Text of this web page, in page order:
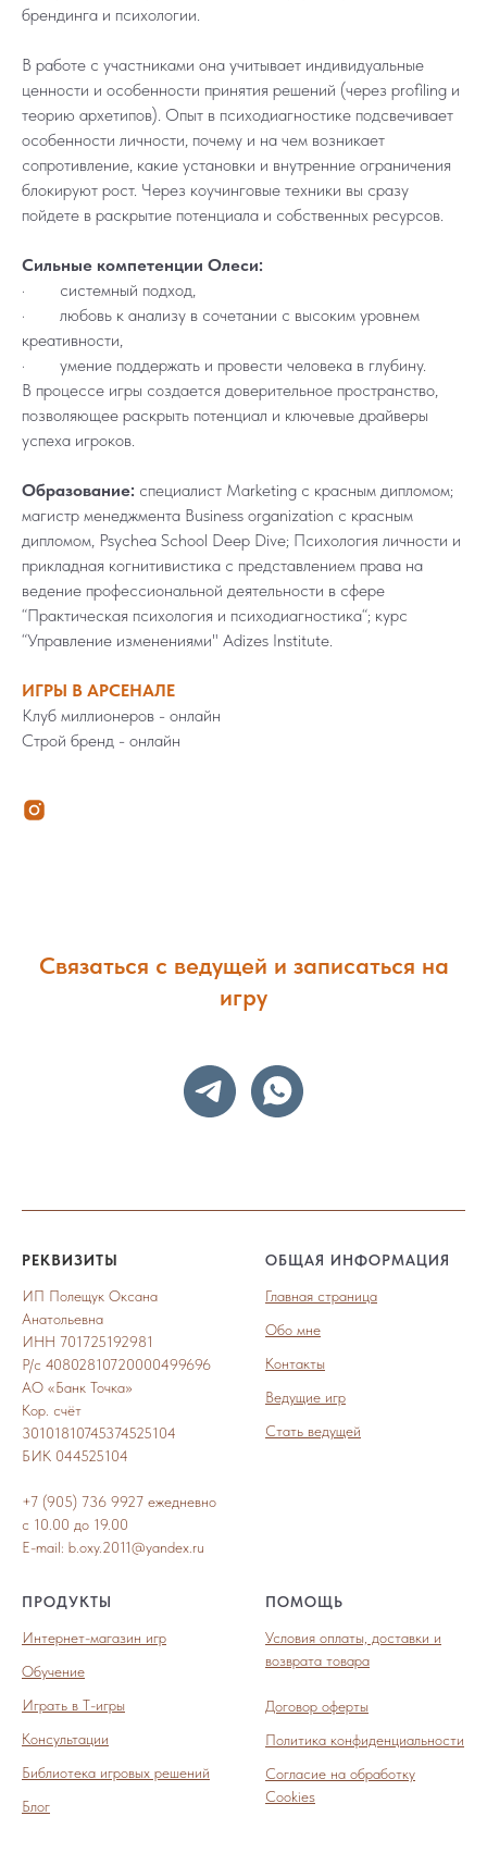
брендинга и психологии.
В работе с участниками она учитывает индивидуальные
ценности и особенности принятия решений (через profiling и
теорию архетипов). Опыт в психодиагностике подсвечивает
особенности личности, почему и на чем возникает
сопротивление, какие установки и внутренние ограничения
блокируют рост. Через коучинговые техники вы сразу
пойдете в раскрытие потенциала и собственных ресурсов.
Сильные компетенции Олеси:
· системный подход,
· любовь к анализу в сочетании с высоким уровнем
креативности,
· умение поддержать и провести человека в глубину.
В процессе игры создается доверительное пространство,
позволяющее раскрыть потенциал и ключевые драйверы
успеха игроков.
Образование: специалист Marketing с красным дипломом;
магистр менеджмента Business organization с красным
дипломом, Psychea School Deep Dive; Психология личности и
прикладная когнитивистика с представлением права на
ведение профессиональной деятельности в сфере
“Практическая психология и психодиагностика“; курс
“Управление изменениями" Adizes Institute.
ИГРЫ В АРСЕНАЛЕ
Клуб миллионеров - онлайн
Строй бренд - онлайн
Связаться с ведущей и записаться на
игру
РЕКВИЗИТЫ
ИП Полещук Оксана
Анатольевна
ИНН 701725192981
Р/с 40802810720000499696
АО «Банк Точка»
Кор. счёт
30101810745374525104
БИК 044525104
+7 (905) 736 9927 ежедневно
с 10.00 до 19.00
E-mail: b.oxy.2011@yandex.ru
ОБЩАЯ ИНФОРМАЦИЯ
Главная страница
Обо мне
Контакты
Ведущие игр
Стать ведущей
ПРОДУКТЫ
Интернет-магазин игр
Обучение
Играть в Т-игры
Консультации
Библиотека игровых решений
Блог
ПОМОЩЬ
Условия оплаты, доставки и
возврата товара
Договор оферты
Политика конфиденциальности
Согласие на обработку
Cookies